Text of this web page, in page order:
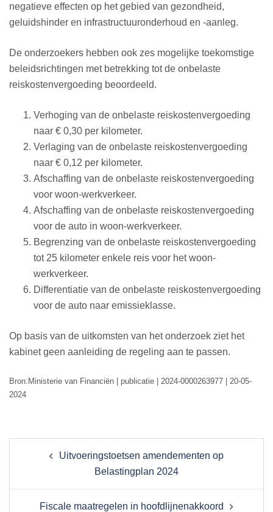
negatieve effecten op het gebied van gezondheid,
geluidshinder en infrastructuuronderhoud en -aanleg.
De onderzoekers hebben ook zes mogelijke toekomstige
beleidsrichtingen met betrekking tot de onbelaste
reiskostenvergoeding beoordeeld.
Verhoging van de onbelaste reiskostenvergoeding
naar € 0,30 per kilometer.
Verlaging van de onbelaste reiskostenvergoeding
naar € 0,12 per kilometer.
Afschaffing van de onbelaste reiskostenvergoeding
voor woon-werkverkeer.
Afschaffing van de onbelaste reiskostenvergoeding
voor de auto in woon-werkverkeer.
Begrenzing van de onbelaste reiskostenvergoeding
tot 25 kilometer enkele reis voor het woon-
werkverkeer.
Differentiatie van de onbelaste reiskostenvergoeding
voor de auto naar emissieklasse.
Op basis van de uitkomsten van het onderzoek ziet het
kabinet geen aanleiding de regeling aan te passen.
Bron:Ministerie van Financiën | publicatie | 2024-0000263977 | 20-05-
2024
Post
navigationUitvoeringstoetsen amendementen op
Belastingplan 2024
Fiscale maatregelen in hoofdlijnenakkoord